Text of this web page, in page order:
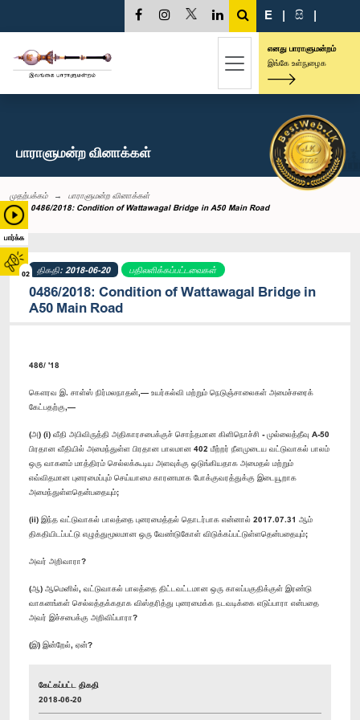
பார்க்க
02
E | සි |
எனது பாராளுமன்றம்
இங்கே உள்நுழைக
பாராளுமன்ற வினாக்கள்
முதற்பக்கம்
பாராளுமன்ற வினாக்கள்
0486/2018: Condition of Wattawagal Bridge in A50 Main Road
திகதி: 2018-06-20 பதிலளிக்கப்பட்டவைகள்
0486/2018: Condition of Wattawagal Bridge in
A50 Main Road
486/ '18
கௌரவ இ. சாள்ஸ் நிர்மலநாதன்,— உயர்கல்வி மற்றும் நெடுஞ்சாலைகள் அமைச்சரைக்
கேட்பதற்கு,—
(அ) (i) வீதி அபிவிருத்தி அதிகாரசபைக்குச் சொந்தமான கிளிநொச்சி - முல்லைத்தீவு A-50
பிரதான வீதியில் அமைந்துள்ள பிரதான பாலமான 402 மீற்றர் நீளமுடைய வட்டுவாகல் பாலம்
ஒரு வாகனம் மாத்திரம் செல்லக்கூடிய அளவுக்கு ஒடுங்கியதாக அமைதல் மற்றும்
எவ்விதமான புனரமைப்பும் செய்யாமை காரணமாக போக்குவரத்துக்கு இடையூறாக
அமைந்துள்ளதென்பதையும்;
(ii) இந்த வட்டுவாகல் பாலத்தை புனரமைத்தல் தொடர்பாக என்னால் 2017.07.31 ஆம்
திகதியிடப்பட்டு எழுத்துமூலமான ஒரு வேண்டுகோள் விடுக்கப்பட்டுள்ளதென்பதையும்;
அவர் அறிவாரா?
(ஆ) ஆமெனில், வட்டுவாகல் பாலத்தை திட்டவட்டமான ஒரு காலப்பகுதிக்குள் இரண்டு
வாகனங்கள் செல்லத்தக்கதாக விஸ்தரித்து புனரமைக்க நடவடிக்கை எடுப்பாரா என்பதை
அவர் இச்சபைக்கு அறிவிப்பாரா?
(இ) இன்றேல், ஏன்?
கேட்கப்பட்ட திகதி
2018-06-20